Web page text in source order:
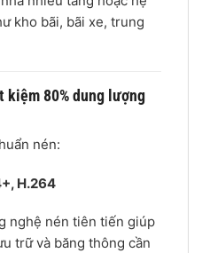
kho bãi, bãi xe, trung
kiệm 80% dung lượng
nén:
H.264
nghệ nén tiên tiến giúp
trữ và băng thông cần